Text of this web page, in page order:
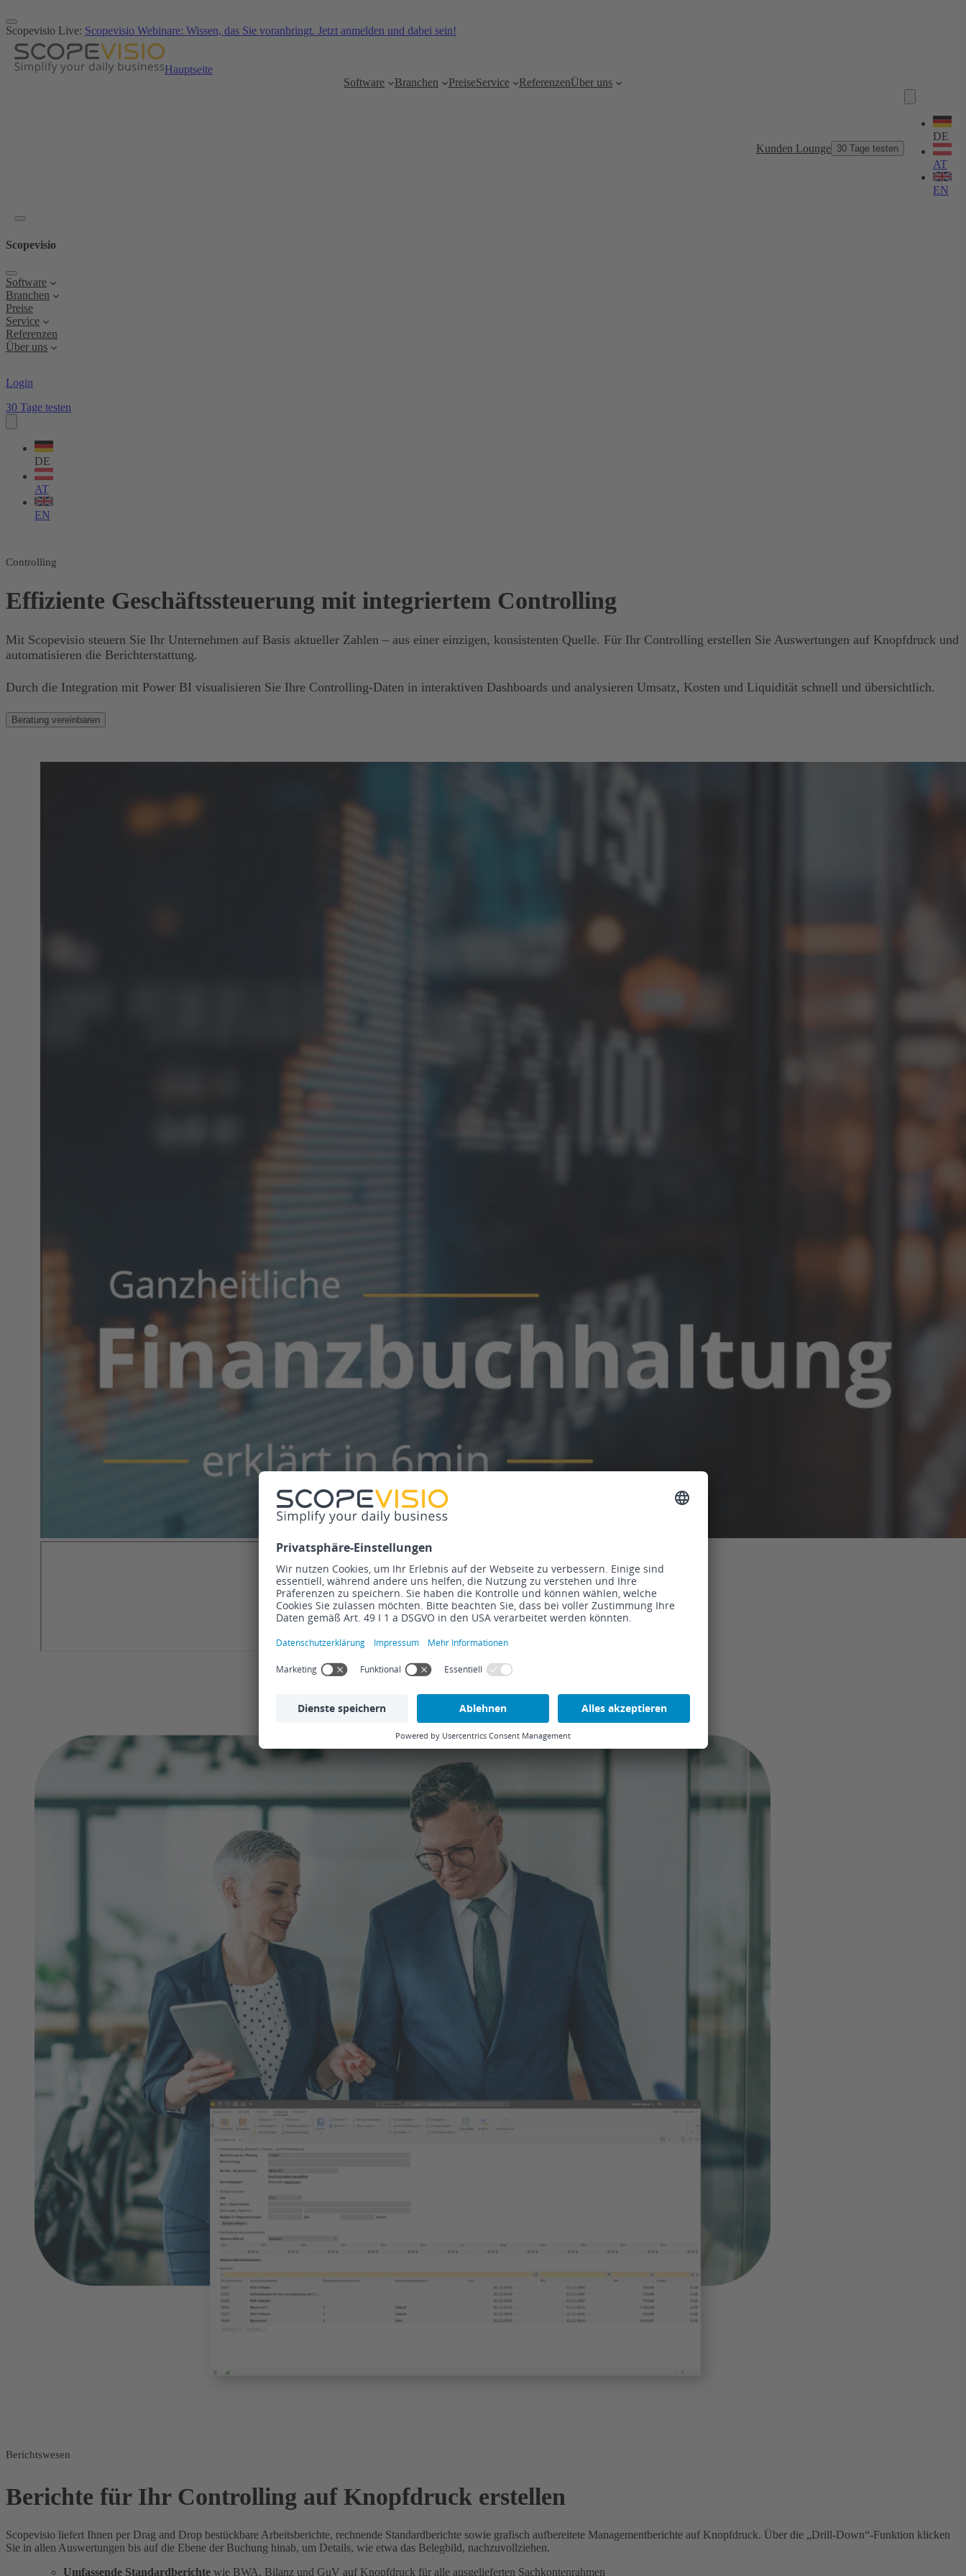
Zum
Inhalt
springen
Scopevisio Live: Scopevisio Webinare: Wissen, das Sie voranbringt. Jetzt anmelden und dabei sein!
Hauptseite
Software
Branchen PreiseService ReferenzenÜber uns
Kunden Lounge 30 Tage testen
Sprache
wählen
DE
AT
EN
Scopevisio
Software
Branchen
Preise
Service
Referenzen
Über uns
Login
30 Tage testen
Sprache
wählen
DE
AT
EN
Controlling
Effiziente Geschäftssteuerung mit integriertem Controlling
Mit Scopevisio steuern Sie Ihr Unternehmen auf Basis aktueller Zahlen – aus einer einzigen, konsistenten Quelle. Für Ihr Controlling erstellen Sie Auswertungen auf Knopfdruck und
automatisieren die Berichterstattung.
Durch die Integration mit Power BI visualisieren Sie Ihre Controlling-Daten in interaktiven Dashboards und analysieren Umsatz, Kosten und Liquidität schnell und übersichtlich.
Beratung vereinbaren
Berichtswesen
Berichte für Ihr Controlling auf Knopfdruck erstellen
Scopevisio liefert Ihnen per Drag and Drop bestückbare Arbeitsberichte, rechnende Standardberichte sowie grafisch aufbereitete Managementberichte auf Knopfdruck. Über die „Drill-Down“-Funktion klicken
Sie in allen Auswertungen bis auf die Ebene der Buchung hinab, um Details, wie etwa das Belegbild, nachzuvollziehen.
Umfassende Standardberichte wie BWA, Bilanz und GuV auf Knopfdruck für alle ausgelieferten Sachkontenrahmen